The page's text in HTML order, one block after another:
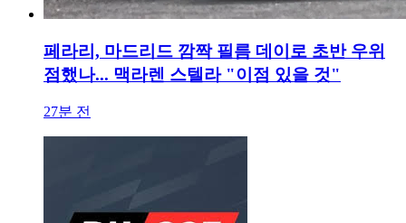
페라리, 마드리드 깜짝 필름 데이로 초반 우위
점했나... 맥라렌 스텔라 "이점 있을 것"
27분 전